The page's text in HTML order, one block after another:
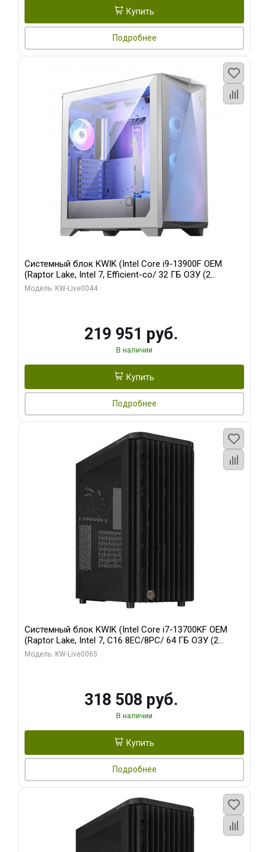
Купить
Подробнее
Системный блок KWIK (Intel Core i9-13900F OEM
(Raptor Lake, Intel 7, Efficient-co/ 32 ГБ ОЗУ (2
модуля)/ Gigabyte RTX5070Ti AERO OC 16GB GDDR7
Модель: KW-Live0044
219 951 руб.
В наличии
Купить
Подробнее
Системный блок KWIK (Intel Core i7-13700KF OEM
(Raptor Lake, Intel 7, C16 8EC/8PC/ 64 ГБ ОЗУ (2
модуля)/ ASUS RTX5080 PROART OC 16GB GDDR7
Модель: KW-Live0065
318 508 руб.
В наличии
Купить
Подробнее